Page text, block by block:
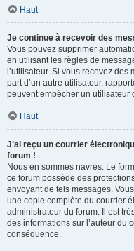
Haut
Je continue à recevoir des
Vous pouvez supprimer
en utilisant les règles de
l’utilisateur. Si vous recevez
part d’un autre utilisateur,
peuvent empêcher un utilisateur
Haut
J’ai reçu un courrier
forum !
Nous en sommes navrés. Le
ce forum possède des
envoyant de tels messages.
une copie complète du courrier
administrateur du forum. Il est
des informations sur l’auteur du
conséquence.